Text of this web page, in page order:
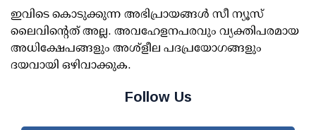
ഇവിടെ കൊടുക്കുന്ന അഭിപ്രായങ്ങള്‍ സീ ന്യൂസ്
ലൈവിന്റെത് അല്ല. അവഹേളനപരവും വ്യക്തിപരമായ
അധിക്ഷേപങ്ങളും അശ്‌ളീല പദപ്രയോഗങ്ങളും
ദയവായി ഒഴിവാക്കുക.
Follow Us